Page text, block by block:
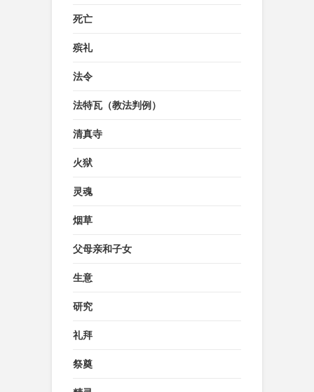
死亡
殡礼
法令
法特瓦（教法判例）
清真寺
火狱
灵魂
烟草
父母亲和子女
生意
研究
礼拜
祭奠